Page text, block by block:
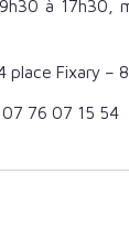
à 17h30,
place Fixary –
76 07 15 54